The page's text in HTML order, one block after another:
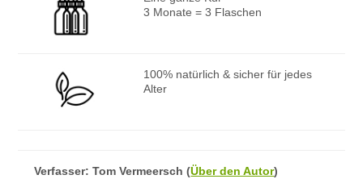
3 Monate = 3 Flaschen
100% natürlich & sicher für jedes
Alter
Verfasser:Tom Vermeersch (Über den Autor)